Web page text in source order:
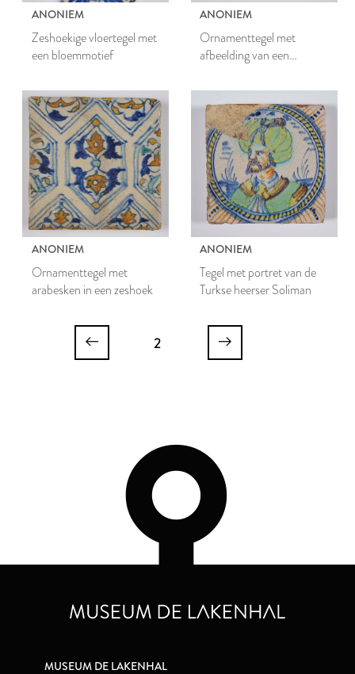
ANONIEM
Zeshoekige vloertegel met
een bloemmotief
ANONIEM
Ornamenttegel met
afbeelding van een
ANONIEM
Ornamenttegel met
arabesken in een zeshoek
ANONIEM
Tegel met portret van de
Turkse heerser Soliman
2
MUSEUM DE LAKENHAL